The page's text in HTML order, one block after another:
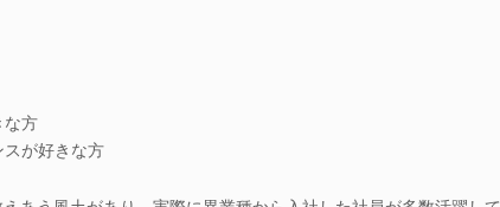
な方
スが好きな方